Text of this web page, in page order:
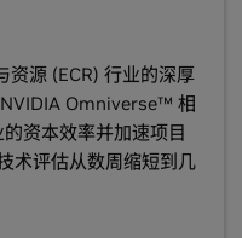
源 (ECR) 行业的深厚
Omniverse™ 相
资本效率并加速项目
术评估从数周缩短到几